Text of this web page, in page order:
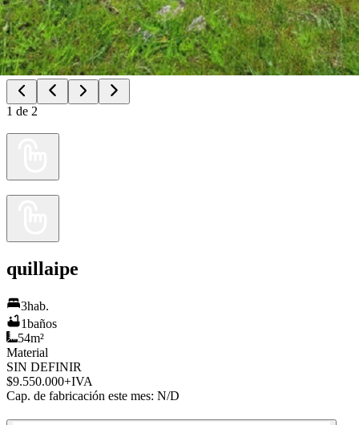
1 de 2
quillaipe
3hab.
1baños
54m²
Material
SIN DEFINIR
$9.550.000+IVA
Cap. de fabricación este mes: N/D